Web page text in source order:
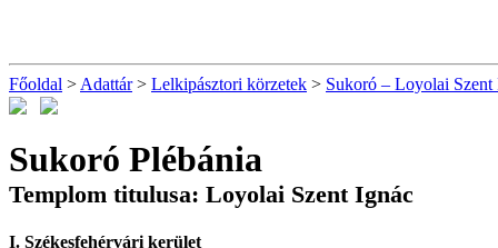
Főoldal > Adattár> Lelkipásztori körzetek > Sukoró – Loyolai Szent
Sukoró Plébánia
Templom titulusa: Loyolai Szent Ignác
I. Székesfehérvári kerület